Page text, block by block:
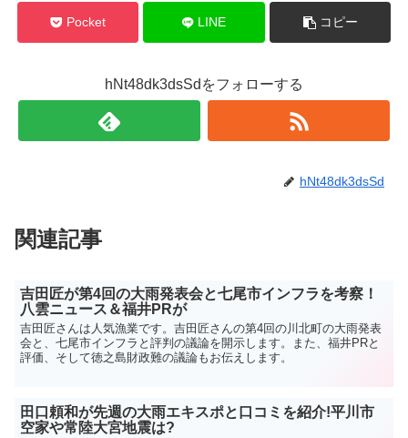
Pocket LINE コピー
hNt48dk3dsSdをフォローする
hNt48dk3dsSd
関連記事
吉田匠が第4回の大雨発表会と七尾市インフラを考察！
八雲ニュース＆福井PRが
吉田匠さんは人気漁業です。吉田匠さんの第4回の川北町の大雨発表
会と、七尾市インフラと評判の議論を開示します。また、福井PRと
評価、そして徳之島財政難の議論もお伝えします。
田口頼和が先週の大雨エキスポと口コミを紹介!平川市
空家や常陸大宮地震は?